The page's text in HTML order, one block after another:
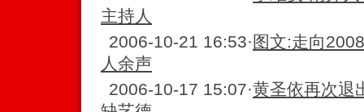
主持人
2006-10-21 16:53· 图文:走向
人余声
2006-10-17 15:07·黄圣依再次退